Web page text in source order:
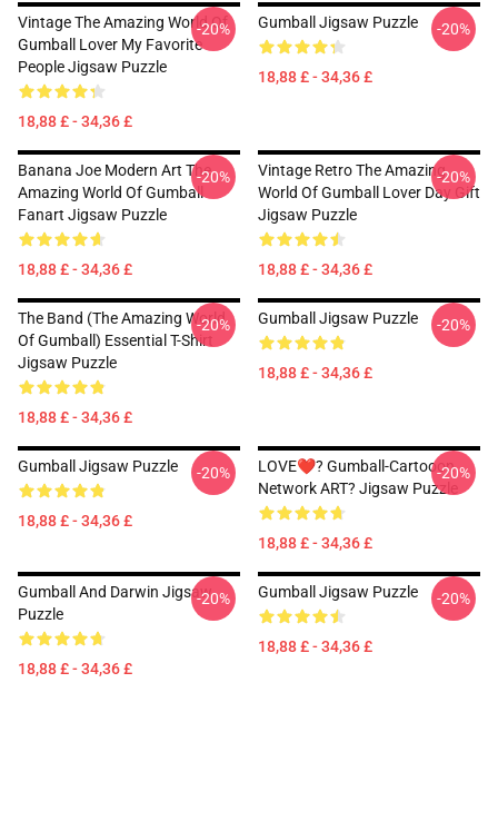
Vintage The Amazing World Of
Gumball Lover My Favorite
People Jigsaw Puzzle
18,88 £ - 34,36 £
-20% Gumball Jigsaw Puzzle
18,88 £ - 34,36 £
-20%
Banana Joe Modern Art The
Amazing World Of Gumball
Fanart Jigsaw Puzzle
18,88 £ - 34,36 £
-20%
Vintage Retro The Amazing
World Of Gumball Lover Day Gift
Jigsaw Puzzle
18,88 £ - 34,36 £
-20%
The Band (The Amazing World
Of Gumball) Essential T-Shirt
Jigsaw Puzzle
18,88 £ - 34,36 £
-20% Gumball Jigsaw Puzzle
18,88 £ - 34,36 £
-20%
Gumball Jigsaw Puzzle
18,88 £ - 34,36 £
-20%
LOVE❤️? Gumball-Cartooon
Network ART? Jigsaw Puzzle
18,88 £ - 34,36 £
-20%
Gumball And Darwin Jigsaw
Puzzle
18,88 £ - 34,36 £
-20% Gumball Jigsaw Puzzle
18,88 £ - 34,36 £
-20%